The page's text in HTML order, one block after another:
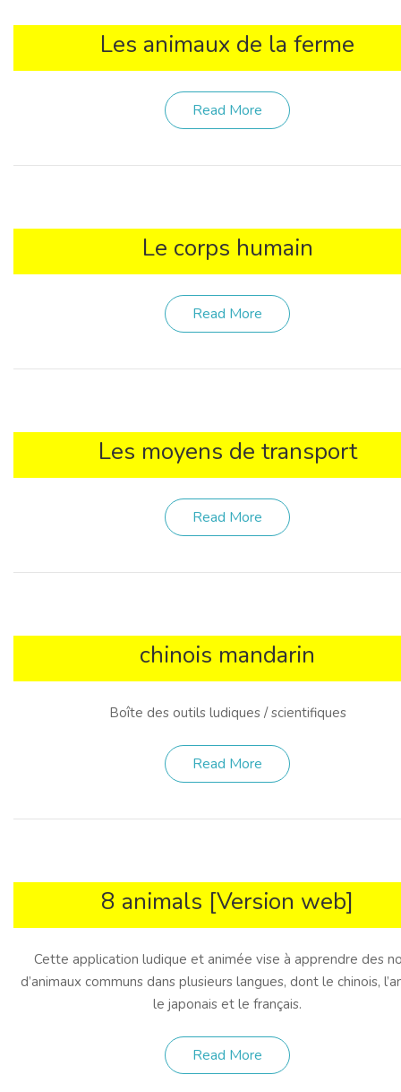
Les animaux de la ferme
Read More
Le corps humain
Read More
Les moyens de transport
Read More
chinois mandarin
Boîte des outils ludiques / scientifiques
Read More
8 animals [Version web]
Cette application ludique et animée vise à apprendre des
d’animaux communs dans plusieurs langues, dont le chinois,
le japonais et le français.
Read More